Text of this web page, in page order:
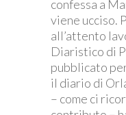
confessa a
viene ucciso.
all’attento
Diaristico di
pubblicato
il diario di
– come ci